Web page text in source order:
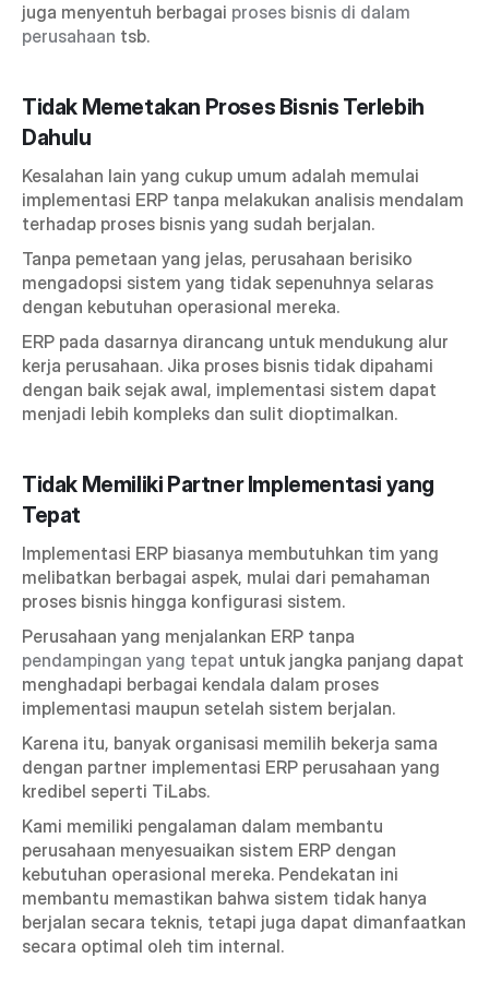
juga menyentuh berbagai proses bisnis di dalam
perusahaan tsb.
Tidak Memetakan Proses Bisnis Terlebih
Dahulu
Kesalahan lain yang cukup umum adalah memulai
implementasi ERP tanpa melakukan analisis mendalam
terhadap proses bisnis yang sudah berjalan.
Tanpa pemetaan yang jelas, perusahaan berisiko
mengadopsi sistem yang tidak sepenuhnya selaras
dengan kebutuhan operasional mereka.
ERP pada dasarnya dirancang untuk mendukung alur
kerja perusahaan. Jika proses bisnis tidak dipahami
dengan baik sejak awal, implementasi sistem dapat
menjadi lebih kompleks dan sulit dioptimalkan.
Tidak Memiliki Partner Implementasi yang
Tepat
Implementasi ERP biasanya membutuhkan tim yang
melibatkan berbagai aspek, mulai dari pemahaman
proses bisnis hingga konfigurasi sistem.
pendampingan yang tepat untuk jangka panjang dapat
menghadapi berbagai kendala dalam proses
implementasi maupun setelah sistem berjalan.
Karena itu, banyak organisasi memilih bekerja sama
dengan partner implementasi ERP perusahaan yang
kredibel seperti TiLabs.
Kami memiliki pengalaman dalam membantu
perusahaan menyesuaikan sistem ERP dengan
kebutuhan operasional mereka. Pendekatan ini
membantu memastikan bahwa sistem tidak hanya
berjalan secara teknis, tetapi juga dapat dimanfaatkan
secara optimal oleh tim internal.